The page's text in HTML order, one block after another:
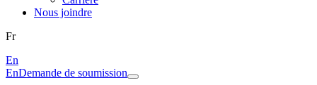
Nous joindre
Fr
En
EnDemande de soumission